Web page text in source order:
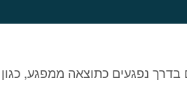
נפגעים כתוצאה ממפגע,